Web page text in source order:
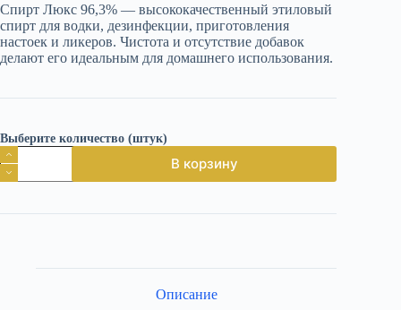
Спирт Люкс 96,3% — высококачественный этиловый
спирт для водки, дезинфекции, приготовления
настоек и ликеров. Чистота и отсутствие добавок
делают его идеальным для домашнего использования.
Выберите количество (штук)
Количество
товара
Спирт
96,3%
В корзину
Описание